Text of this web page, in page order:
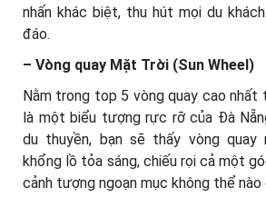
nhấn khác biệt, thu hút mọi du
đáo.
– Vòng quay Mặt Trời (Sun Wheel)
Nằm trong top 5 vòng quay cao nhất
là một biểu tượng rực rỡ của Đà
du thuyền, bạn sẽ thấy vòng
khổng lồ tỏa sáng, chiếu rọi cả một
cảnh tượng ngoạn mục không thể nào